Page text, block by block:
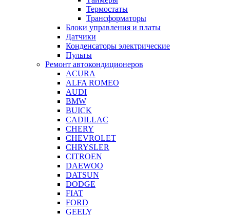
Термостаты
Трансформаторы
Блоки управления и платы
Датчики
Конденсаторы электрические
Пульты
Ремонт автокондиционеров
ACURA
ALFA ROMEO
AUDI
BMW
BUICK
CADILLAC
CHERY
CHEVROLET
CHRYSLER
CITROEN
DAEWOO
DATSUN
DODGE
FIAT
FORD
GEELY